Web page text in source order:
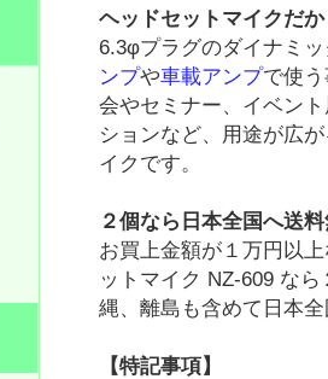
ヘッドセットマイクだ
6.3φプラグのダイナミ
ンプや車載アンプで使
会やセミナー、イベン
ションなど、用途が広
イクです。
２個なら日本全国へ送
お買上金額が１万円以
ットマイク NZ-609 な
縄、離島も含めて日本
【特記事項】